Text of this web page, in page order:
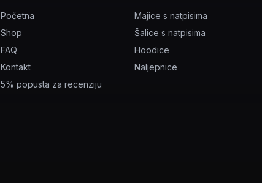
Početna
Shop
FAQ
Kontakt
5% popusta za recenziju
Majice s natpisima
Šalice s natpisima
Hoodice
Naljepnice